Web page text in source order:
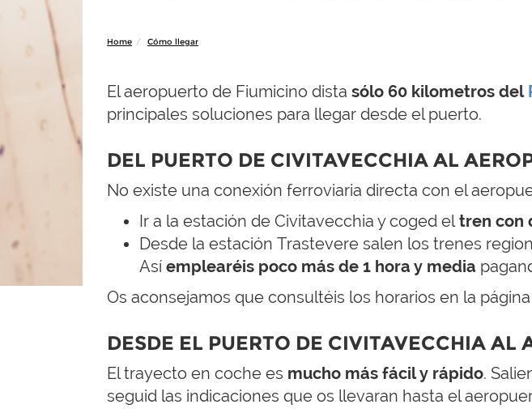
Home Cómo llegar
El aeropuerto de Fiumicino dista sólo 60 kilometros del
principales soluciones para llegar desde el puerto.
DEL PUERTO DE CIVITAVECCHIA AL
No existe una conexión ferroviaria directa con el
Ir a la estación de Civitavecchia y coged eltren con
Desde la estación Trastevere salen los trenes
Así emplearéis poco más de 1 hora y media
Os aconsejamos que consultéis los horarios en la
DESDE EL PUERTO DE CIVITAVECCHIA
El trayecto en coche es mucho más fácil y rápido.
seguid las indicaciones que os llevaran hasta el